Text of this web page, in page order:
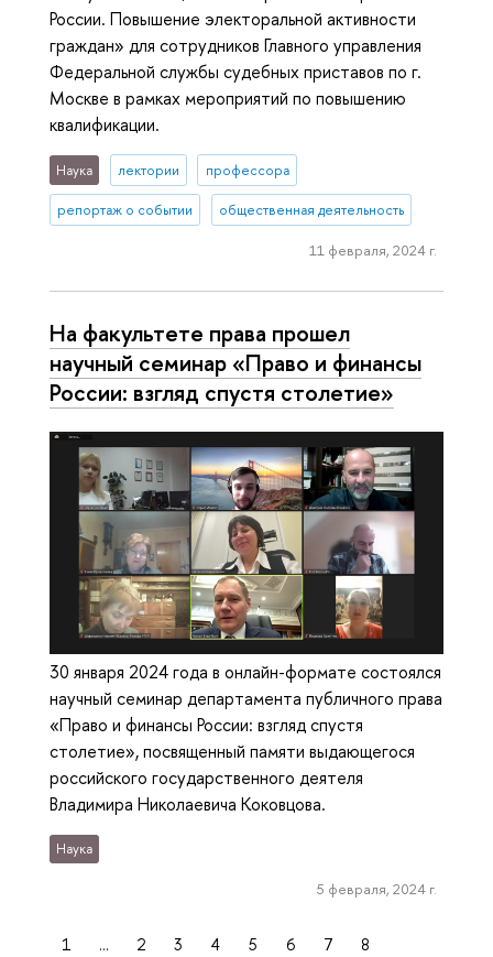
России. Повышение электоральной активности
граждан» для сотрудников Главного управления
Федеральной службы судебных приставов по г.
Москве в рамках мероприятий по повышению
квалификации.
Наука лектории профессора
репортаж о событии общественная деятельность
11 февраля, 2024 г.
На факультете права прошел
научный семинар «Право и финансы
России: взгляд спустя столетие»
30 января 2024 года в онлайн-формате состоялся
научный семинар департамента публичного права
«Право и финансы России: взгляд спустя
столетие», посвященный памяти выдающегося
российского государственного деятеля
Владимира Николаевича Коковцова.
Наука
5 февраля, 2024 г.
1 ... 2 3 4 5 6 7
8